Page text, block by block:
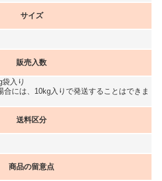
サイズ
販売入数
入り
には、10kg入りで発送することはできま
送料区分
商品の留意点